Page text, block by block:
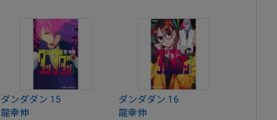
ダンダダン 15
龍幸伸
ダンダダン 16
龍幸伸